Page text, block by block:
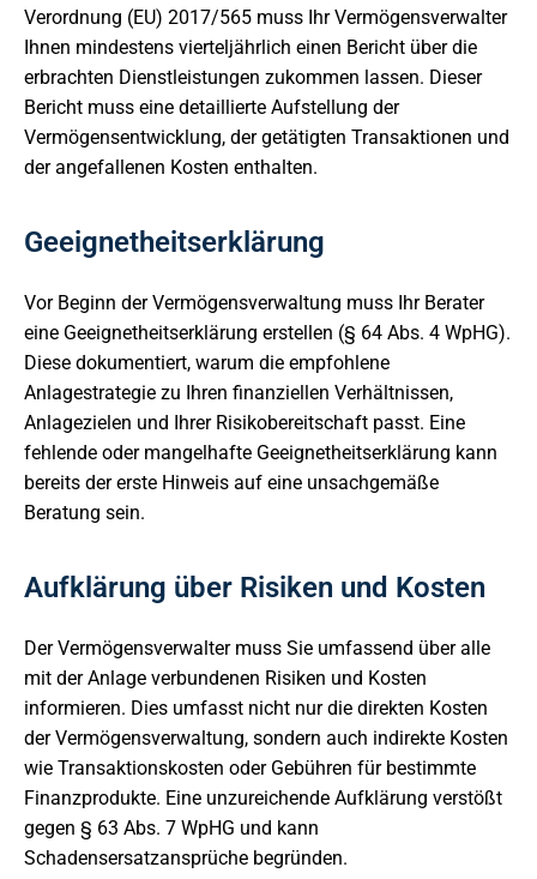
Verordnung (EU) 2017/565 muss Ihr Vermögensverwalter
Ihnen mindestens vierteljährlich einen Bericht über die
erbrachten Dienstleistungen zukommen lassen. Dieser
Bericht muss eine detaillierte Aufstellung der
Vermögensentwicklung, der getätigten Transaktionen und
der angefallenen Kosten enthalten.
Geeignetheitserklärung
Vor Beginn der Vermögensverwaltung muss Ihr Berater
eine Geeignetheitserklärung erstellen (§ 64 Abs. 4 WpHG).
Diese dokumentiert, warum die empfohlene
Anlagestrategie zu Ihren finanziellen Verhältnissen,
Anlagezielen und Ihrer Risikobereitschaft passt. Eine
fehlende oder mangelhafte Geeignetheitserklärung kann
bereits der erste Hinweis auf eine unsachgemäße
Beratung sein.
Aufklärung über Risiken und Kosten
Der Vermögensverwalter muss Sie umfassend über alle
mit der Anlage verbundenen Risiken und Kosten
informieren. Dies umfasst nicht nur die direkten Kosten
der Vermögensverwaltung, sondern auch indirekte Kosten
wie Transaktionskosten oder Gebühren für bestimmte
Finanzprodukte. Eine unzureichende Aufklärung verstößt
gegen § 63 Abs. 7 WpHG und kann
Schadensersatzansprüche begründen.